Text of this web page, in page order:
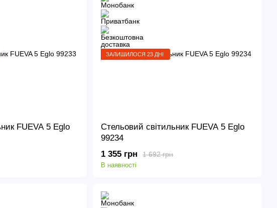
FUEVA 5 Eglo
ЗАЛИШИЛОСЯ 23 ДНІ
Стельовий світильник FUEVA 5 Eglo
99234
1 692 грн
1 355 грн
В наявності